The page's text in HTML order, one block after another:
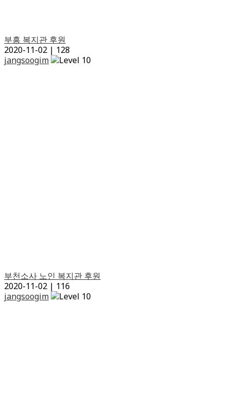
부흥 복지관 후원
2020-11-02 | 128
jangsoogim
부천소사 노인 복지관 후원
2020-11-02 | 116
jangsoogim